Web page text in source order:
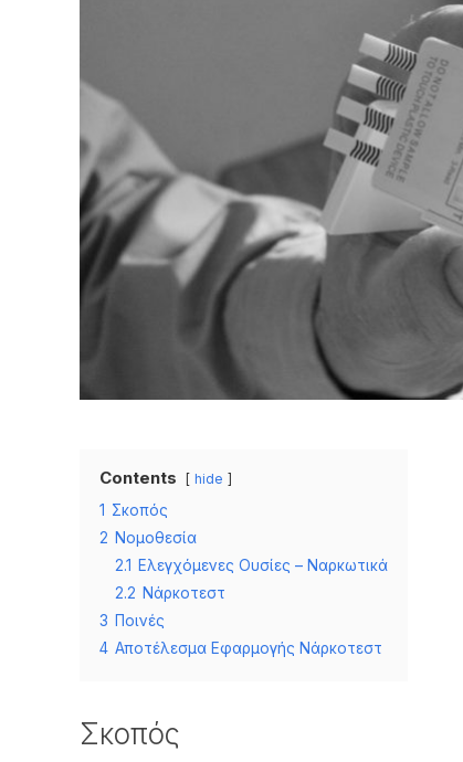
Contents hide
1 Σκοπός
2 Νομοθεσία
2.1 Ελεγχόμενες Ουσίες – Ναρκωτικά
2.2 Νάρκοτεστ
3 Ποινές
4 Αποτέλεσμα Εφαρμογής Νάρκοτεστ
Σκοπός